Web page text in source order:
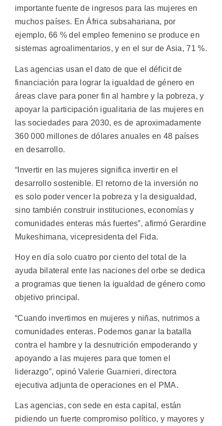
importante fuente de ingresos para las mujeres en
muchos países. En África subsahariana, por
ejemplo, 66 % del empleo femenino se produce en
sistemas agroalimentarios, y en el sur de Asia, 71 %.
Las agencias usan el dato de que el déficit de
financiación para lograr la igualdad de género en
áreas clave para poner fin al hambre y la pobreza, y
apoyar la participación igualitaria de las mujeres en
las sociedades para 2030, es de aproximadamente
360 000 millones de dólares anuales en 48 países
en desarrollo.
“Invertir en las mujeres significa invertir en el
desarrollo sostenible. El retorno de la inversión no
es solo poder vencer la pobreza y la desigualdad,
sino también construir instituciones, economías y
comunidades enteras más fuertes”, afirmó Gerardine
Mukeshimana, vicepresidenta del Fida.
Hoy en día solo cuatro por ciento del total de la
ayuda bilateral ente las naciones del orbe se dedica
a programas que tienen la igualdad de género como
objetivo principal.
“Cuando invertimos en mujeres y niñas, nutrimos a
comunidades enteras. Podemos ganar la batalla
contra el hambre y la desnutrición empoderando y
apoyando a las mujeres para que tomen el
liderazgo”, opinó Valerie Guarnieri, directora
ejecutiva adjunta de operaciones en el PMA.
Las agencias, con sede en esta capital, están
pidiendo un fuerte compromiso político, y mayores y